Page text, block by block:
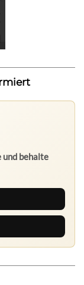
und behalte